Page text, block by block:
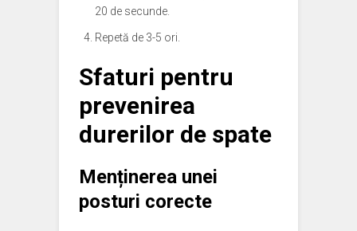
20 de secunde.
Repetă de 3-5 ori.
Sfaturi pentru
prevenirea
durerilor de spate
Menținerea unei
posturi corecte